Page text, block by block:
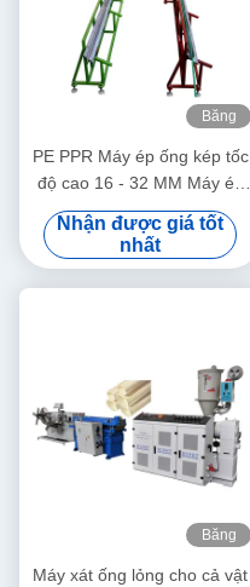
Băng
PE PPR Máy ép ống kép tốc
độ cao 16 - 32 MM Máy ép
vít đơn SJ90/33
Nhận được giá tốt
nhất
Băng
Máy xát ống lỏng cho cả vật